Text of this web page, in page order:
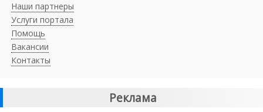
Наши партнеры
Услуги портала
Помощь
Вакансии
Контакты
Реклама